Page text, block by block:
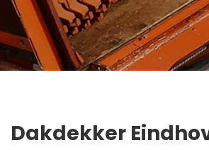
Dakdekker